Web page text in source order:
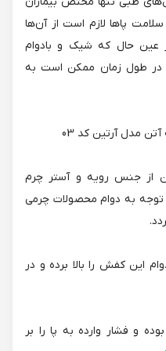
پاها لازم است از آن‌ها
حال که شیک و بادوام
طول زمان ممکن است به
آرتین کد 03
جنس رویه و آستر چرم
به دوام محصولات چرمی
کفش را بالا برده و در
فشار وارده به پا را بر